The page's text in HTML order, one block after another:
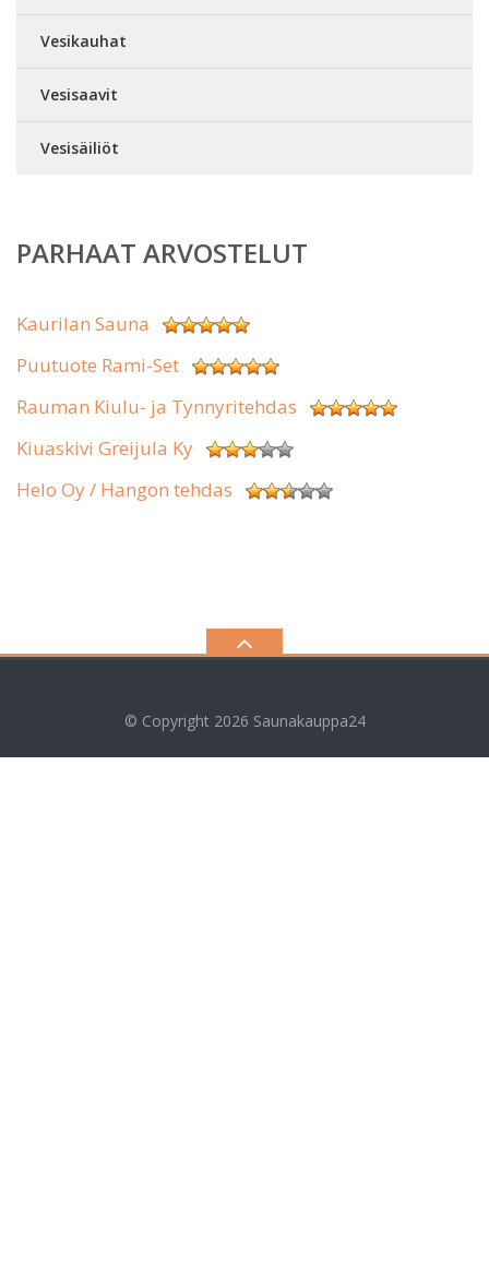
Vesikauhat
Vesisaavit
Vesisäiliöt
PARHAAT ARVOSTELUT
Kaurilan Sauna
Puutuote Rami-Set
Rauman Kiulu- ja Tynnyritehdas
Kiuaskivi Greijula Ky
Helo Oy / Hangon tehdas
© Copyright 2026 Saunakauppa24